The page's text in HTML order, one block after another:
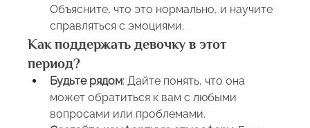
Объясните, что это нормально, и научите
справляться с эмоциями.
Как поддержать девочку в этот
период?
Будьте рядом: Дайте понять, что она
может обратиться к вам с любыми
вопросами или проблемами.